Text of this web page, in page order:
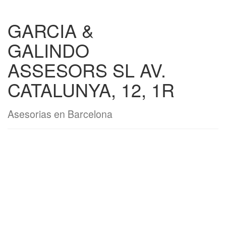
GARCIA &
GALINDO
ASSESORS SL AV.
CATALUNYA, 12, 1R
Asesorias en Barcelona